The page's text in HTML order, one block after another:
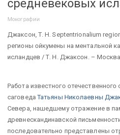
средневековых
Монографии
Джаксон, Т. Н. Septentrionalium
регионы ойкумены на ментальной
исландцев / Т. Н. Джаксон. –
Работа известного отечественного
саговедаТатьяны Николаевны
Севера, нашедшему отражение в
древнескандинавской
последовательно представлены